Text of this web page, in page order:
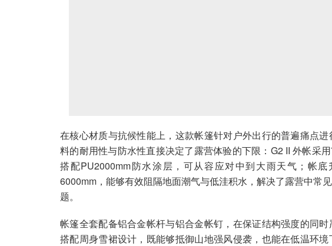
在核心材质与抗候性能上，这款帐篷针对户外出行的普遍痛点
料的耐用性与防水性直接决定了露营体验的下限：G2 II 外帐采
搭配PU2000mm防水涂层，可从容应对中到大雨天气；帐
6000mm，能够有效阻隔地面潮气与低洼积水，解决了露营中常
题。
帐篷全套配备铝合金帐杆与铝合金帐钉，在保证结构强度的同
搭配周身雪裙设计，既能够抵御山地强风侵袭，也能在低温环